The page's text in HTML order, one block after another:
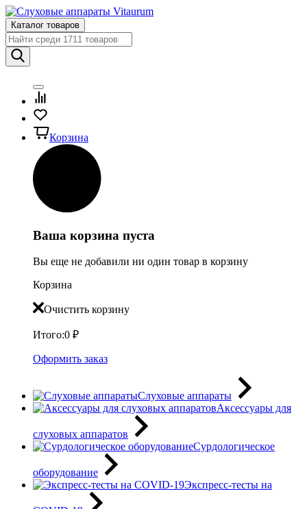
Каталог товаров
Корзина
Ваша корзина пуста
Вы еще не добавили ни один товар в корзину
Корзина
Очистить корзину
Итого:0 ₽
Оформить заказ
Слуховые аппараты
Аксессуары для
слуховых аппаратов
Сурдологическое
оборудование
Экспресс-тесты на